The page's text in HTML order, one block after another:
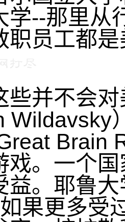
学--那里从
职员工都
不会对
Wildavsky
Brain
戏。一个
益。耶鲁
果更多受